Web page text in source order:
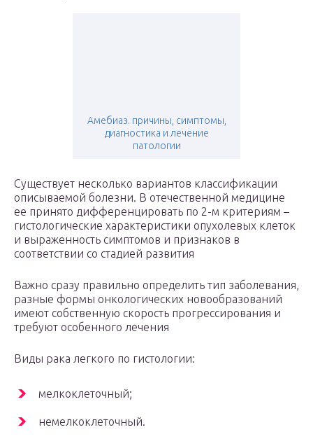
Амебиаз. причины, симптомы,
диагностика и лечение
патологии
Существует несколько вариантов классификации
описываемой болезни. В отечественной медицине
ее принято дифференцировать по 2-м критериям –
гистологические характеристики опухолевых клеток
и выраженность симптомов и признаков в
соответствии со стадией развития
Важно сразу правильно определить тип заболевания,
разные формы онкологических новообразований
имеют собственную скорость прогрессирования и
требуют особенного лечения
Виды рака легкого по гистологии:
мелкоклеточный;
немелкоклеточный.